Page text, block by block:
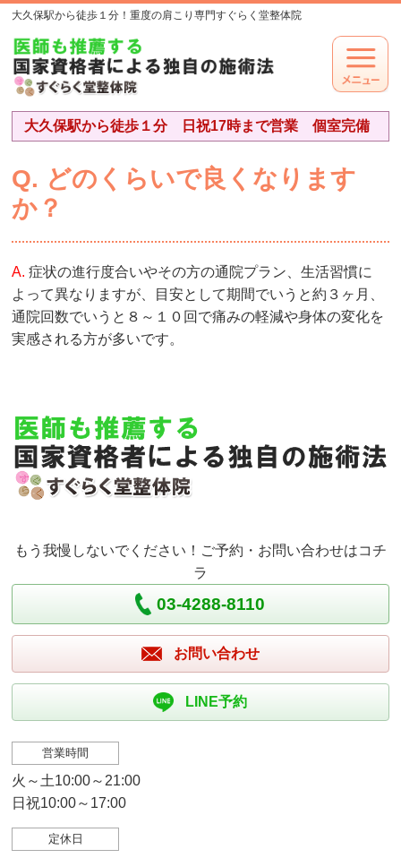
大久保駅から徒歩１分！重度の肩こり専門すぐらく堂整体院
大久保駅から徒歩１分 日祝17時まで営業 個室完備
Q. どのくらいで良くなります
か？
A. 症状の進行度合いやその方の通院プラン、生活習慣に
よって異なりますが、目安として期間でいうと約３ヶ月、
通院回数でいうと８～１０回で痛みの軽減や身体の変化を
実感される方が多いです。
もう我慢しないでください！ご予約・お問い合わせはコチ
ラ
03-4288-8110
お問い合わせ
LINE予約
営業時間
火～土10:00～21:00
日祝10:00～17:00
定休日